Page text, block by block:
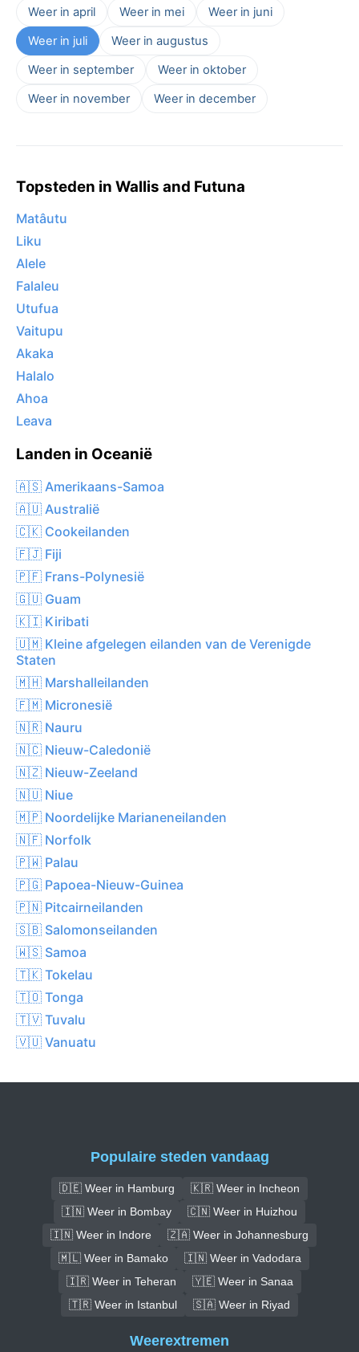
Weer in april Weer in mei
Weer in juni
Weer in juli
Weer in augustus
Weer in september
Weer in oktober
Weer in november
Weer in december
Topsteden in Wallis and Futuna
Matâutu
Liku
Alele
Falaleu
Utufua
Vaitupu
Akaka
Halalo
Ahoa
Leava
Landen in Oceanië
🇦🇸 Amerikaans-Samoa
🇦🇺 Australië
🇨🇰 Cookeilanden
🇫🇯 Fiji
🇵🇫 Frans-Polynesië
🇬🇺 Guam
🇰🇮 Kiribati
🇺🇲 Kleine afgelegen eilanden van de Verenigde
Staten
🇲🇭 Marshalleilanden
🇫🇲 Micronesië
🇳🇷 Nauru
🇳🇨 Nieuw-Caledonië
🇳🇿 Nieuw-Zeeland
🇳🇺 Niue
🇲🇵 Noordelijke Marianeneilanden
🇳🇫 Norfolk
🇵🇼 Palau
🇵🇬 Papoea-Nieuw-Guinea
🇵🇳 Pitcairneilanden
🇸🇧 Salomonseilanden
🇼🇸 Samoa
🇹🇰 Tokelau
🇹🇴 Tonga
🇹🇻 Tuvalu
🇻🇺 Vanuatu
Populaire steden vandaag
🇩🇪 Weer in Hamburg
🇰🇷 Weer in Incheon
🇮🇳 Weer in Bombay
🇨🇳 Weer in Huizhou
🇮🇳 Weer in Indore
🇿🇦 Weer in Johannesburg
🇲🇱 Weer in Bamako
🇮🇳 Weer in Vadodara
🇮🇷 Weer in Teheran
🇾🇪 Weer in Sanaa
🇹🇷 Weer in Istanbul
🇸🇦 Weer in Riyad
Weerextremen